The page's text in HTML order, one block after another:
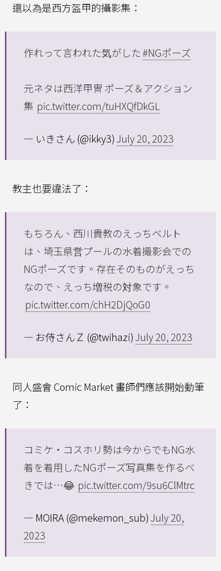
還以為是西方盔甲的攝影集：
作れって言われた気がした#NGポーズ
元ネタは西洋甲冑 ポーズ＆アクション
集 pic.twitter.com/tuHXQfDkGL
— いきさん (@ikky3) July 20, 2023
教主也要違法了：
もちろん、西川貴教のえっちベルト
は、埼玉県営プールの水着撮影会での
NGポーズです。存在そのものがえっち
なので、えっち増税の対象です。
pic.twitter.com/chH2DjQoG0
— お侍さんＺ (@twihazi) July 20, 2023
同人盛會 Comic Market 畫師們應該開始動筆
了：
コミケ・コスホリ勢は今からでもNG水
着を着用したNGポーズ写真集を作るべ
きでは…😂 pic.twitter.com/9su6ClMtrc
— MOIRA (@mekemon_sub) July 20,
2023